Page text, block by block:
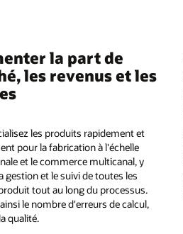
la part de
les revenus et les
les produits rapidement et
pour la fabrication à l'échelle
et le commerce multicanal, y
gestion et le suivi de toutes les
tout au long du processus.
le nombre d'erreurs de calcul,
qualité.